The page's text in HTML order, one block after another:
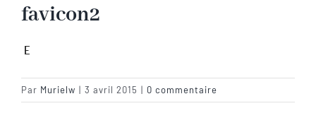
Les tarifs
favicon2
Par Murielw | 3 avril 2015 | 0 commentaire